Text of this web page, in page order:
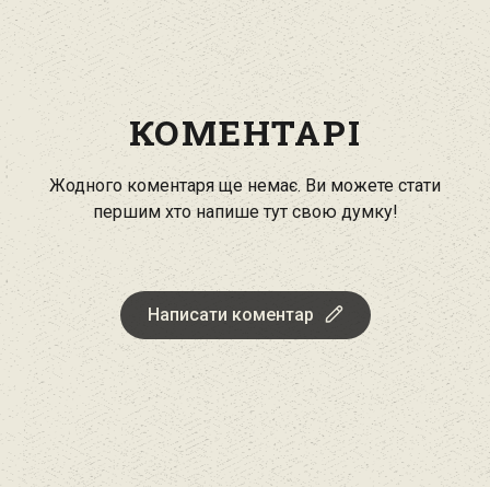
КОМЕНТАРІ
Жодного коментаря ще немає. Ви можете стати
першим хто напише тут свою думку!
Написати коментар